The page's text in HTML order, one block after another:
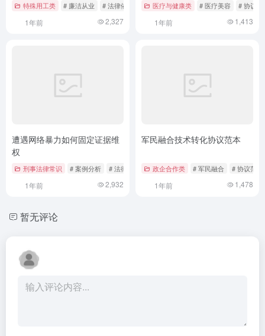
特殊用工类 # 廉洁从业 # 法律依据 # 违约责任
1年前 2,327
医疗与健康类 # 医疗美容 # 协议范
1年前 1,413
遭遇网络暴力如何固定证据维
权
刑事法律常识 # 案例分析 # 法律依据 # 维权
1年前 2,932
军民融合技术转化协议范本
政企合作类 # 军民融合 # 协议范本
1年前 1,478
暂无评论